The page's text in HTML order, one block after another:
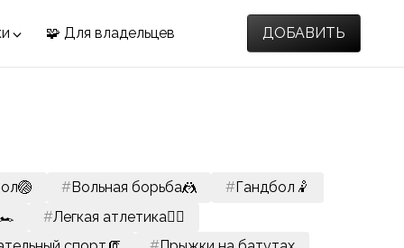
🧩 Для владельцев ДОБАВИТЬ
#Вольная борьба🤼 #Гандбол🤾
#Легкая атлетика🏃‍♀️